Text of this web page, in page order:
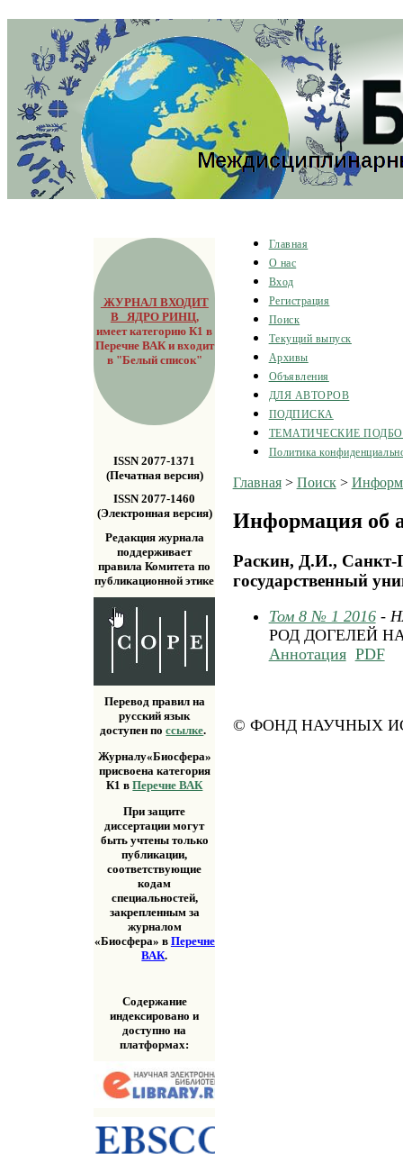
ЖУРНАЛ ВХОДИТ
В ЯДРО РИНЦ,
имеет категорию К1 в
Перечне ВАК и входит
в "Белый список"
ISSN 2077-1371
(Печатная версия)
ISSN 2077-1460
(Электронная версия)
Редакция журнала
поддерживает
правила Комитета по
публикационной этике
Перевод правил на
русский язык
доступен поссылке.
Журналу«Биосфера»
присвоена категория
К1 вПеречне ВАК
При защите
диссертации могут
быть учтены только
публикации,
соответствующие
кодам
специальностей,
закрепленным за
журналом
«Биосфера» в Перечне
ВАК.
Содержание
индексировано и
доступно на
платформах:
Главная
О нас
Вход
Регистрация
Поиск
Текущий выпуск
Архивы
Объявления
ДЛЯ АВТОРОВ
ПОДПИСКА
ТЕМАТИЧЕСКИЕ
Политика
Главная> Поиск>
Информация об
Раскин, Д.И., Санкт-
государственный
Том 8 № 1 2016-
РОД ДОГЕЛЕЙ
Аннотация PDF
© ФОНД НАУЧНЫХ